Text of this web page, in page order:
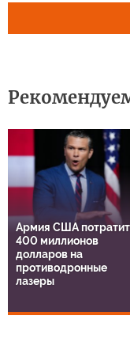
Армия США потратит
400 миллионов
долларов на
противодронные
лазеры